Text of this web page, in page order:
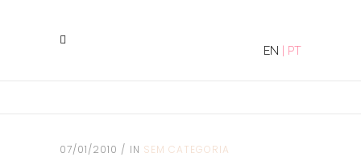
EN PT
07/01/2010 IN SEM CATEGORIA